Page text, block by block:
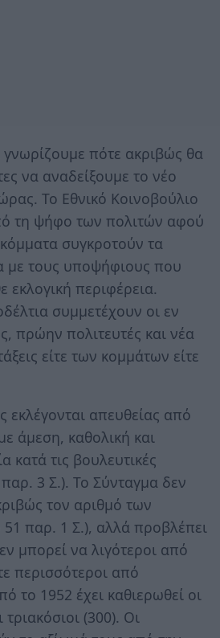
γνωρίζουμε πότε ακριβώς θα
να αναδείξουμε το νέο
Το Εθνικό Κοινοβούλιο
τη ψήφο των πολιτών αφού
συγκροτούν τα
με τους υποψήφιους που
εκλογική περιφέρεια.
συμμετέχουν οι εν
πρώην πολιτευτές και νέα
είτε των κομμάτων είτε
εκλέγονται απευθείας από
άμεση, καθολική και
κατά τις βουλευτικές
3 Σ.). Το Σύνταγμα δεν
τον αριθμό των
παρ. 1 Σ.), αλλά προβλέπει
μπορεί να λιγότεροι από
περισσότεροι από
το 1952 έχει καθιερωθεί οι
τριακόσιοι (300). Οι